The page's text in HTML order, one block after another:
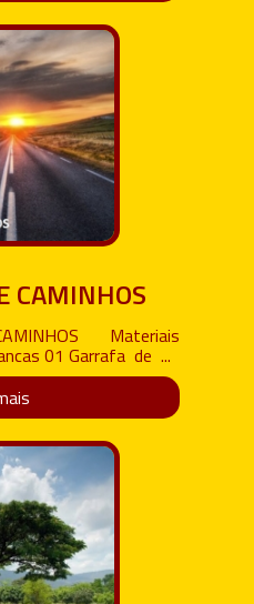
CAMINHOS
Materiais
01 Garrafa de ...